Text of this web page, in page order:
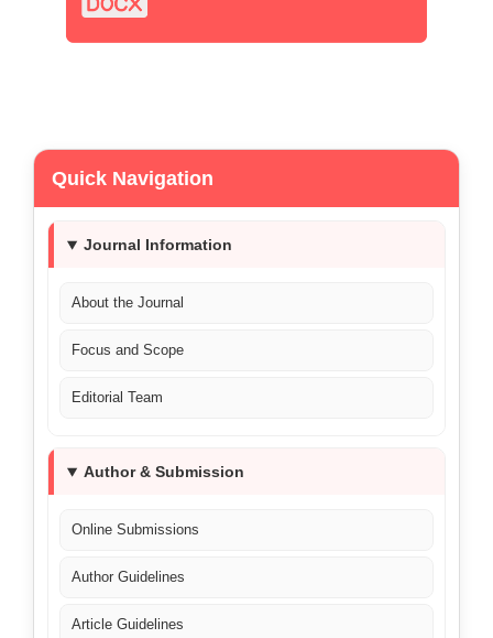
Quick Navigation
Journal Information
About the Journal
Focus and Scope
Editorial Team
Author & Submission
Online Submissions
Author Guidelines
Article Guidelines